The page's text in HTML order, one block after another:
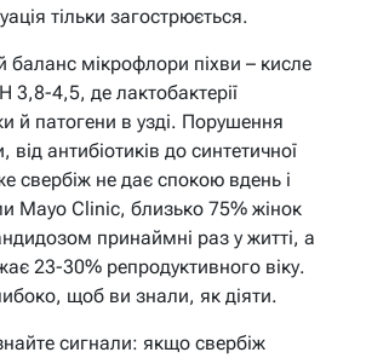
тільки загострюється.
баланс мікрофлори піхви – кисле
3,8-4,5, де лактобактерії
й патогени в узді. Порушення
від антибіотиків до синтетичної
свербіж не дає спокою вдень і
Mayo Clinic, близько 75% жінок
принаймні раз у житті, а
23-30% репродуктивного віку.
щоб ви знали, як діяти.
сигнали: якщо свербіж